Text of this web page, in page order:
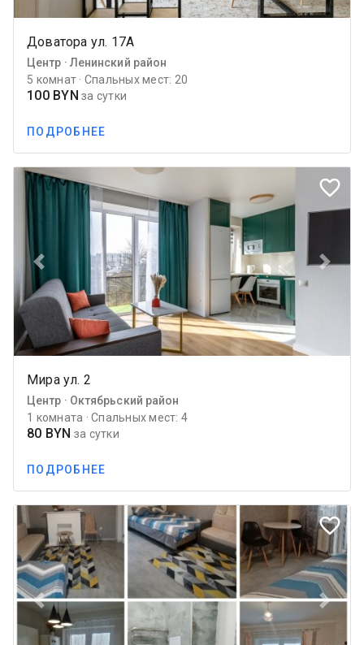
Доватора ул. 17А
Центр · Ленинский район
5 комнат · Спальных мест: 20
100 BYN за сутки
ПОДРОБНЕЕ
favorite_border
Previous Next
Мира ул. 2
Центр · Октябрьский район
1 комната · Спальных мест: 4
80 BYN за сутки
ПОДРОБНЕЕ
favorite_border
Previous Next